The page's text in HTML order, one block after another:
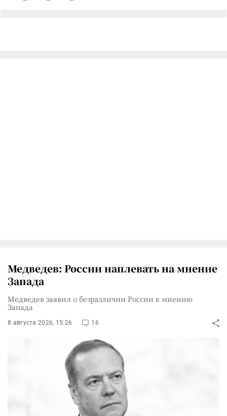
Медведев: России наплевать на мнение
Запада
Медведев заявил о безразличии России к мнению
Запада
8 августа 2026, 15:26 16